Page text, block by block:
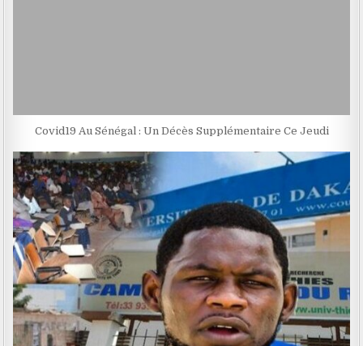
Covid19 Au Sénégal : Un Décès Supplémentaire Ce Jeudi